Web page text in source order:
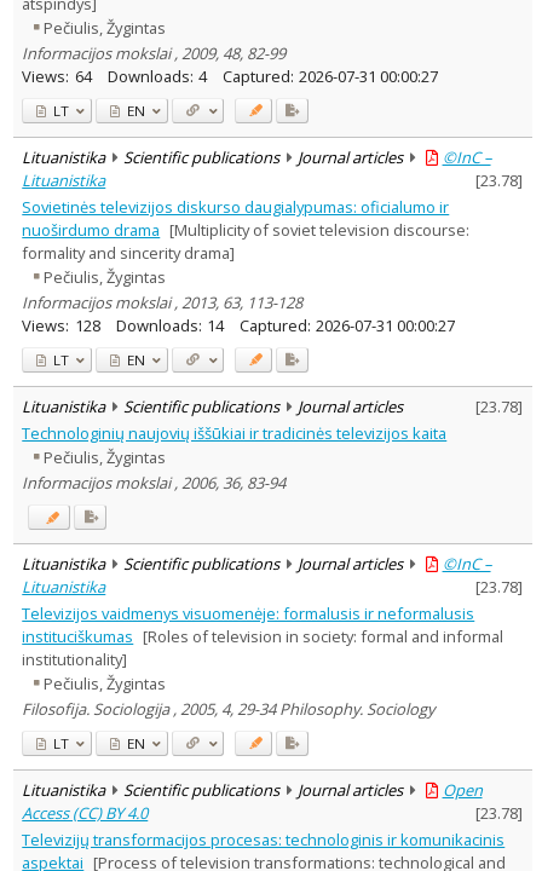
Pečiulis, Žygintas
Informacijos mokslai , 2009, 48, 82-99
Views: 64 Downloads: 4 Captured: 2026-07-31 00:00:27
LT EN
Lituanistika Scientific publications Journal articles
©InC –
Lituanistika
[23.78]
Sovietinės televizijos diskurso daugialypumas: oficialumo ir
nuoširdumo drama [Multiplicity of soviet television discourse:
formality and sincerity drama]
Pečiulis, Žygintas
Informacijos mokslai , 2013, 63, 113-128
Views: 128 Downloads: 14 Captured: 2026-07-31 00:00:27
LT EN
Lituanistika Scientific publications Journal articles [23.78]
Technologinių naujovių iššūkiai ir tradicinės televizijos kaita
Pečiulis, Žygintas
Informacijos mokslai , 2006, 36, 83-94
Lituanistika Scientific publications Journal articles
©InC –
Lituanistika
[23.78]
Televizijos vaidmenys visuomenėje: formalusis ir neformalusis
instituciškumas [Roles of television in society: formal and informal
institutionality]
Pečiulis, Žygintas
Filosofija. Sociologija , 2005, 4, 29-34 Philosophy. Sociology
LT EN
Lituanistika Scientific publications Journal articles
Open
Access (CC) BY 4.0
[23.78]
Televizijų transformacijos procesas: technologinis ir komunikacinis
aspektai [Process of television transformations: technological and